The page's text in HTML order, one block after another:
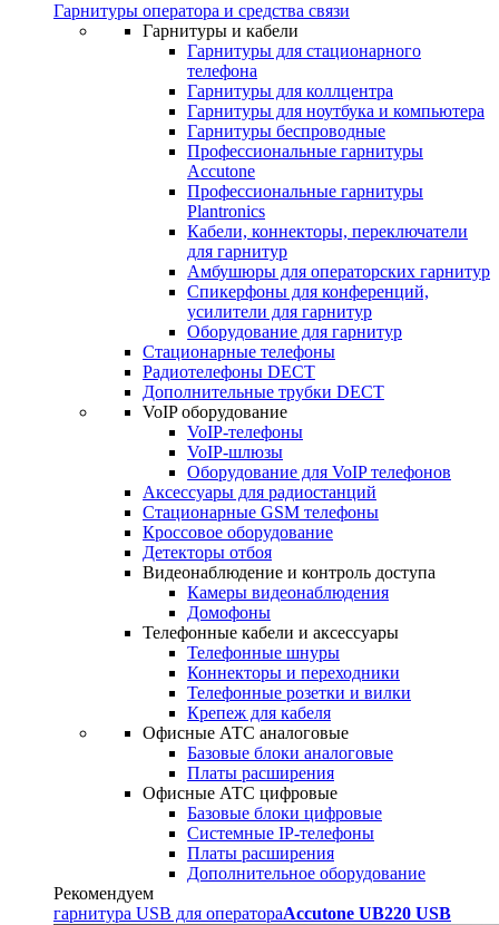
Гарнитуры оператора и средства связи
Гарнитуры и кабели
Гарнитуры для стационарного
телефона
Гарнитуры для коллцентра
Гарнитуры для ноутбука и компьютера
Гарнитуры беспроводные
Профессиональные гарнитуры
Accutone
Профессиональные гарнитуры
Plantronics
Кабели, коннекторы, переключатели
для гарнитур
Амбушюры для операторских гарнитур
Cпикерфоны для конференций,
усилители для гарнитур
Оборудование для гарнитур
Стационарные телефоны
Радиотелефоны DECT
Дополнительные трубки DECT
VoIP оборудование
VoIP-телефоны
VoIP-шлюзы
Оборудование для VoIP телефонов
Аксессуары для радиостанций
Стационарные GSM телефоны
Кроссовое оборудование
Детекторы отбоя
Видеонаблюдение и контроль доступа
Камеры видеонаблюдения
Домофоны
Телефонные кабели и аксессуары
Телефонные шнуры
Коннекторы и переходники
Телефонные розетки и вилки
Крепеж для кабеля
Офисные АТС аналоговые
Базовые блоки аналоговые
Платы расширения
Офисные АТС цифровые
Базовые блоки цифровые
Системные IP-телефоны
Платы расширения
Дополнительное оборудование
Рекомендуем
гарнитура USB для оператораAccutone UB220 USB